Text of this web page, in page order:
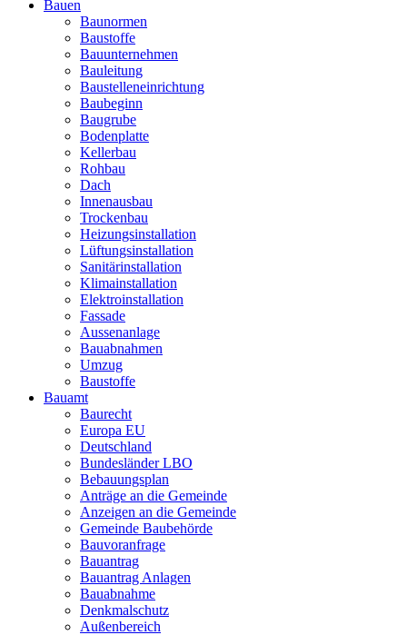
Bauen
Baunormen
Baustoffe
Bauunternehmen
Bauleitung
Baustelleneinrichtung
Baubeginn
Baugrube
Bodenplatte
Kellerbau
Rohbau
Dach
Innenausbau
Trockenbau
Heizungsinstallation
Lüftungsinstallation
Sanitärinstallation
Klimainstallation
Elektroinstallation
Fassade
Aussenanlage
Bauabnahmen
Umzug
Baustoffe
Bauamt
Baurecht
Europa EU
Deutschland
Bundesländer LBO
Bebauungsplan
Anträge an die Gemeinde
Anzeigen an die Gemeinde
Gemeinde Baubehörde
Bauvoranfrage
Bauantrag
Bauantrag Anlagen
Bauabnahme
Denkmalschutz
Außenbereich